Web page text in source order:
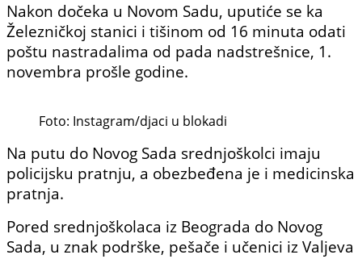
Nakon dočeka u Novom Sadu, uputiće se ka
Železničkoj stanici i tišinom od 16 minuta odati
poštu nastradalima od pada nadstrešnice, 1.
novembra prošle godine.
Foto: Instagram/djaci u blokadi
Na putu do Novog Sada srednjoškolci imaju
policijsku pratnju, a obezbeđena je i medicinska
pratnja.
Pored srednjoškolaca iz Beograda do Novog
Sada, u znak podrške, pešače i učenici iz Valjeva